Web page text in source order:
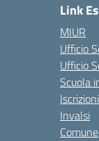
Link
MIUR
Ufficio
Ufficio
Scuola
Invalsi
Comune